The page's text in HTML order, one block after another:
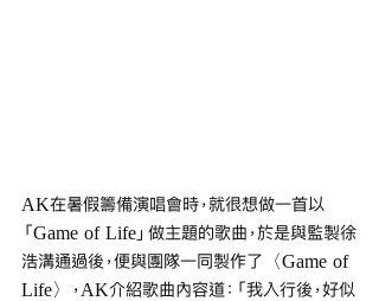
AK在暑假籌備演唱會時，就很想做一首以
「Game of Life」做主題的歌曲，於是與監製徐
浩溝通過後，便與團隊一同製作了〈Game of
Life〉，AK介紹歌曲內容道：「我入行後，好似